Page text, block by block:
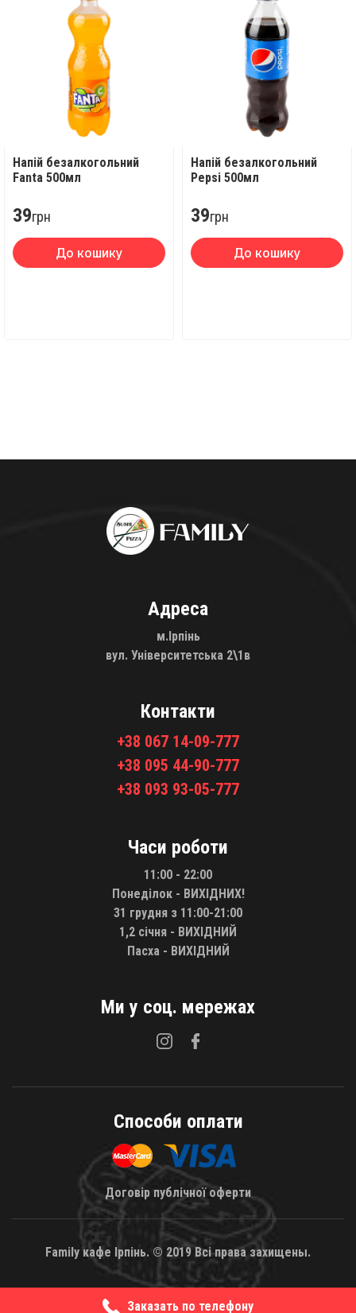
Напій безалкогольний
Fanta 500мл
39грн
До кошику
Напій безалкогольний
Pepsi 500мл
39грн
До кошику
Адреса
м.Ірпінь
вул. Університетська 2\1в
Контакти
+38 067 14-09-777
+38 095 44-90-777
+38 093 93-05-777
Часи роботи
11:00 - 22:00
Понеділок - ВИХІДНИХ!
31 грудня з 11:00-21:00
1,2 січня - ВИХІДНИЙ
Пасха - ВИХІДНИЙ
Ми у соц. мережах
Способи оплати
Договір публічної оферти
Family кафе Ірпінь. © 2019 Всі права захищены.
Заказать по телефону